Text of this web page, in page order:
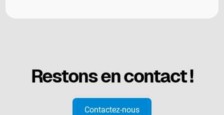
Restons en contact !
Contactez-nous